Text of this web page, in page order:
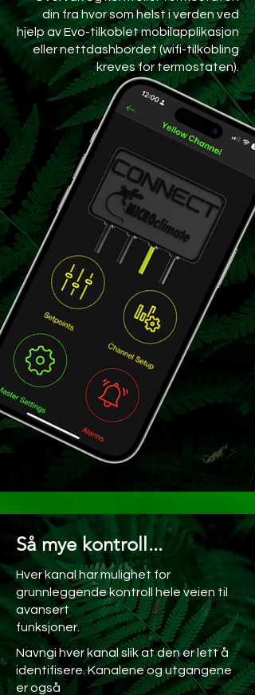
din fra hvor som helst i verden ved
hjelp av Evo-tilkoblet mobilapplikasjon
eller nettdashbordet (wifi-tilkobling
kreves for termostaten).
Så mye kontroll...
Hver kanal har mulighet for
grunnleggende kontroll hele veien til
avansert
funksjoner.
Navngi hver kanal slik at den er lett å
identifisere. Kanalene og utgangene
er også